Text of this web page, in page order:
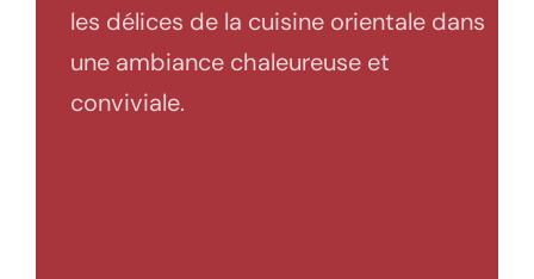
les délices de la cuisine orientale dans
une ambiance chaleureuse et
conviviale.